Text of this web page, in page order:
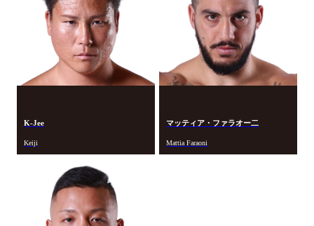
K-Jee
Keiji
マッティア・ファラオー二
Mattia Faraoni